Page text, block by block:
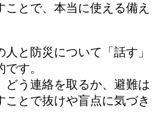
ことで、本当に使える備え
と防災について「話す」
す。
どう連絡を取るか、避難は
ことで抜けや盲点に気づき